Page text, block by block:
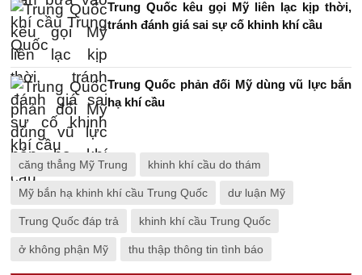
Trung Quốc kêu gọi Mỹ liên lạc kịp thời,
tránh đánh giá sai sự cố khinh khí cầu
Trung Quốc phản đối Mỹ dùng vũ lực bắn
hạ khí cầu
căng thẳng Mỹ Trung khinh khí cầu do thám
Mỹ bắn hạ khinh khí cầu Trung Quốc dư luận Mỹ
Trung Quốc đáp trả khinh khí cầu Trung Quốc
ở không phận Mỹ thu thập thông tin tình báo